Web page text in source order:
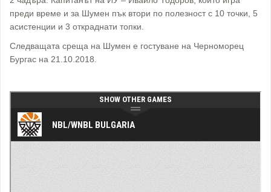
преди време и за Шумен пък втори по полезност с 10 точки, 5
асистенции и 3 откраднати топки.
Следващата среща на Шумен е гостуване на Черноморец
Бургас на 21.10.2018.